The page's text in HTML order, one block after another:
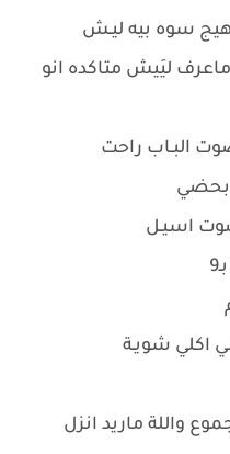
هيج سوه بيه ليـش
ليَيش متاكده انو
البـاب راحت
بحضي
اسيـل
واللة ماريد انزل